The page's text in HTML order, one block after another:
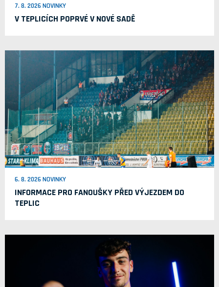
7. 8. 2026 NOVINKY
V TEPLICÍCH POPRVÉ V NOVÉ SADĚ
6. 8. 2026 NOVINKY
INFORMACE PRO FANOUŠKY PŘED VÝJEZDEM DO
TEPLIC